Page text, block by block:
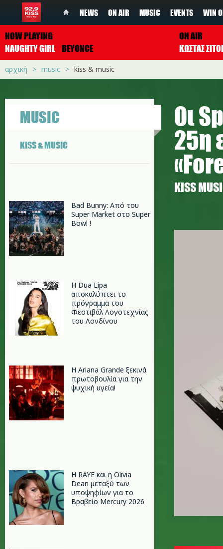
NEWS ON AIR MUSIC EVENTS WIN
NOW PLAYING
NAUGHTY GIRL BEYONCE
ON AIR
ΚΩΣΤΑΣ
αρχική music kiss & music
MUSIC
KISS & MUSIC
Bad Bunny: Από του
Super Market στο Super
Bowl !
Η Dua Lipa
αποκαλύπτει το
πρόγραμμα του
Φεστιβάλ Λογοτεχνίας
του Λονδίνου
Η Ariana Grande ξεκινά
πρωτοβουλία για την
ψυχική υγεία!
Η RAYE και η Olivia
Dean μεταξύ των
υποψηφίων για το
Βραβείο Mercury 2026
Οι
25η
ΚISS